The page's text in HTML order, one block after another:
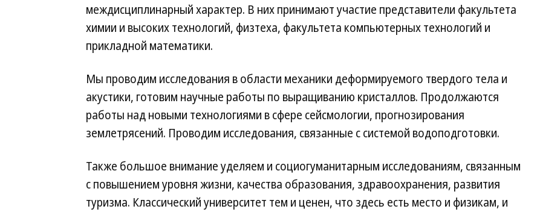
междисциплинарный характер. В них принимают участие представители факультета
химии и высоких технологий, физтеха, факультета компьютерных технологий и
прикладной математики.
Мы проводим исследования в области механики деформируемого твердого тела и
акустики, готовим научные работы по выращиванию кристаллов. Продолжаются
работы над новыми технологиями в сфере сейсмологии, прогнозирования
землетрясений. Проводим исследования, связанные с системой водоподготовки.
Также большое внимание уделяем и социогуманитарным исследованиям, связанным
с повышением уровня жизни, качества образования, здравоохранения, развития
туризма. Классический университет тем и ценен, что здесь есть место и физикам, и